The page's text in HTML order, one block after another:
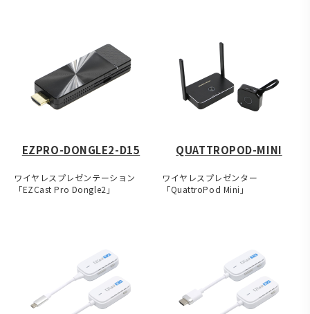
EZPRO-DONGLE2-D15
ワイヤレスプレゼンテーション
「EZCast Pro Dongle2」
QUATTROPOD-MINI
ワイヤレスプレゼンター
「QuattroPod Mini」